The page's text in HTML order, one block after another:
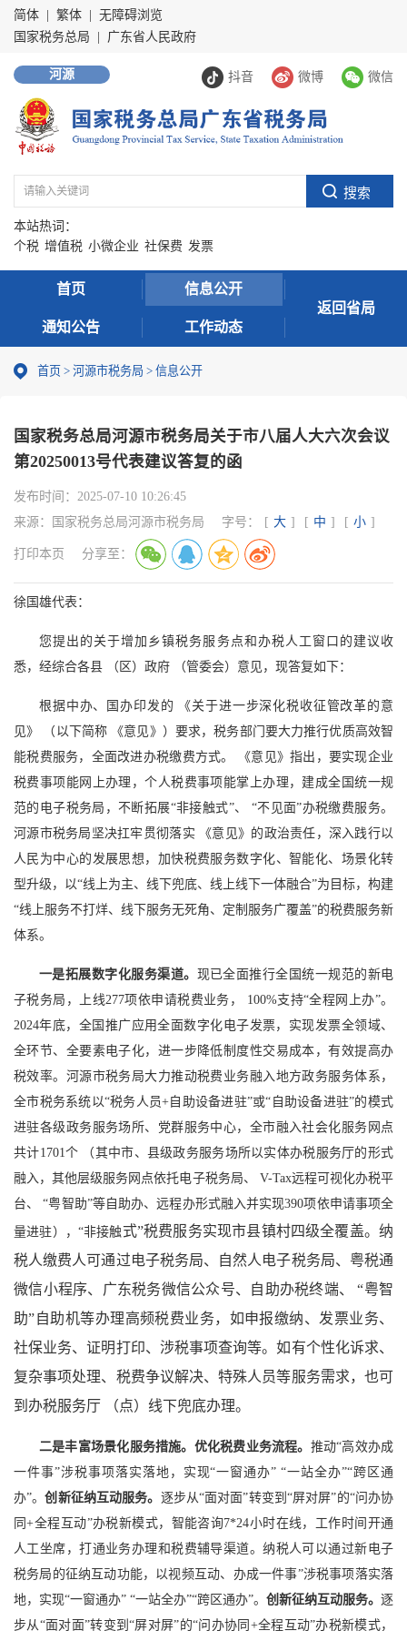
简体 繁体
无障碍浏览
国家税务总局
广东省人民政府
抖音 微博 微信
河源
本站热词：
个税 增值税 小微企业 社保费 发票
首页 信息公开
通知公告 工作动态
返回省局
首页 > 河源市税务局 > 信息公开
国家税务总局河源市税务局关于市八届人大六次会议
第20250013号代表建议答复的函
发布时间： 2025-07-10 10:26:45
来源：
国家税务总局河源市税务局 字号： [ 大 ] [ 中 ] [ 小 ]
打印本页 分享至：
徐国雄代表：
您提出的关于增加乡镇税务服务点和办税人工窗口的建议收
悉，经综合各县 （区）政府 （管委会）意见，现答复如下：
根据中办、国办印发的 《关于进一步深化税收征管改革的意
见》 （以下简称 《意见》）要求，税务部门要大力推行优质高效智
能税费服务，全面改进办税缴费方式。 《意见》指出，要实现企业
税费事项能网上办理，个人税费事项能掌上办理，建成全国统一规
范的电子税务局，不断拓展“非接触式”、 “不见面”办税缴费服务。
河源市税务局坚决扛牢贯彻落实 《意见》的政治责任，深入践行以
人民为中心的发展思想，加快税费服务数字化、智能化、场景化转
型升级，以“线上为主、线下兜底、线上线下一体融合”为目标，构建
“线上服务不打烊、线下服务无死角、定制服务广覆盖”的税费服务新
体系。
一是拓展数字化服务渠道。 现已全面推行全国统一规范的新电
子税务局，上线277项依申请税费业务， 100%支持“全程网上办”。
2024年底，全国推广应用全面数字化电子发票，实现发票全领域、
全环节、全要素电子化，进一步降低制度性交易成本，有效提高办
税效率。河源市税务局大力推动税费业务融入地方政务服务体系，
全市税务系统以“税务人员+自助设备进驻”或“自助设备进驻”的模式
进驻各级政务服务场所、党群服务中心，全市融入社会化服务网点
共计1701个 （其中市、县级政务服务场所以实体办税服务厅的形式
融入，其他层级服务网点依托电子税务局、 V-Tax远程可视化办税平
台、 “粤智助”等自助办、远程办形式融入并实现390项依申请事项全
量进驻），“非接触式”税费服务实现市县镇村四级全覆盖。纳
税人缴费人可通过电子税务局、自然人电子税务局、粤税通
微信小程序、广东税务微信公众号、自助办税终端、 “粤智
助”自助机等办理高频税费业务，如申报缴纳、发票业务、
社保业务、证明打印、涉税事项查询等。如有个性化诉求、
复杂事项处理、税费争议解决、特殊人员等服务需求，也可
到办税服务厅 （点）线下兜底办理。
二是丰富场景化服务措施。 优化税费业务流程。 推动“高效办成
一件事”涉税事项落实落地，实现“一窗通办” “一站全办”“跨区通
办”。创新征纳互动服务。 逐步从“面对面”转变到“屏对屏”的“问办协
同+全程互动”办税新模式，智能咨询7*24小时在线，工作时间开通
人工坐席，打通业务办理和税费辅导渠道。纳税人可以通过新电子
税务局的征纳互动功能，以视频互动、办成一件事”涉税事项落实落
地，实现“一窗通办” “一站全办”“跨区通办”。 创新征纳互动服务。 逐
步从“面对面”转变到“屏对屏”的“问办协同+全程互动”办税新模式，